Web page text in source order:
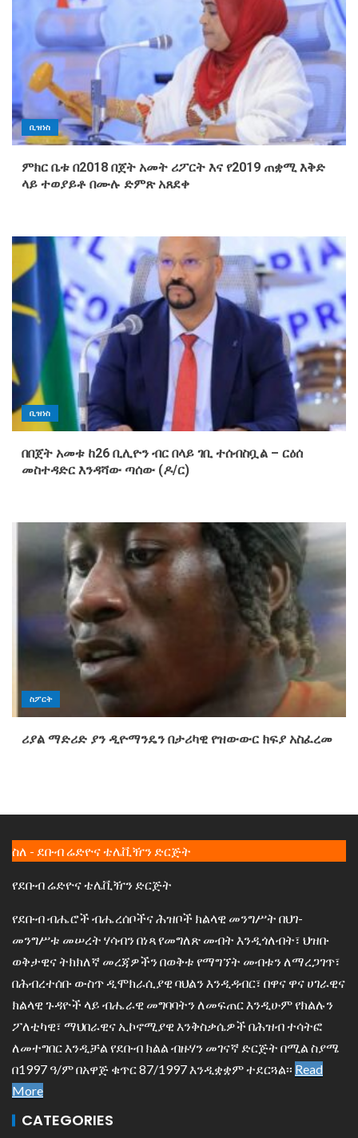
ቢዝነስ
ምክር ቤቱ በ2018 በጀት አመት ሪፖርት እና የ2019 ጠቋሚ እቅድ
ላይ ተወያይቶ በሙሉ ድምጽ አጸደቀ
ቢዝነስ
በበጀት አመቱ ከ26 ቢሊዮን ብር በላይ ገቢ ተሰብስቧል – ርዕሰ
መስተዳድር እንዳሻው ጣሰው (ዶ/ር)
ስፖርት
ሪያል ማድሪድ ያን ዲዮማንዴን በታሪካዊ የዝውውር ክፍያ አስፈረመ
ስለ - ደቡብ ሬድዮና ቴሌቪዥን ድርጅት
የደቡብ ሬድዮና ቴሌቪዥን ድርጅት
የደቡብ ብሔሮች ብሔረሰቦችና ሕዝቦች ክልላዊ መንግሥት በህገ-
መንግሥቱ መሠረት ሃሳብን በነጻ የመግለጽ መብት እንዲጎለብት፣ ህዝቡ
ወቅታዊና ትክክለኛ መረጃዎችን በወቅቱ የማግኘት መብቱን ለማረጋገጥ፣
በሕብረተሰቡ ውስጥ ዲሞክራሲያዊ ባህልን እንዲዳብር፣ በዋና ዋና ሀገራዊና
ክልላዊ ጉዳዮች ላይ ብሔራዊ መግባባትን ለመፍጠር እንዲሁም የክልሉን
ፖለቲካዊ፣ ማህበራዊና ኢኮኖሚያዊ እንቅስቃሴዎች በሕዝብ ተሳትፎ
ለመተግበር እንዲቻል የደቡብ ክልል ብዙሃን መገናኛ ድርጅት በሚል ስያሜ
በ1997 ዓ/ም በአዋጅ ቁጥር 87/1997 እንዲቋቋም ተደርጓል፡፡ Read
More
CATEGORIES